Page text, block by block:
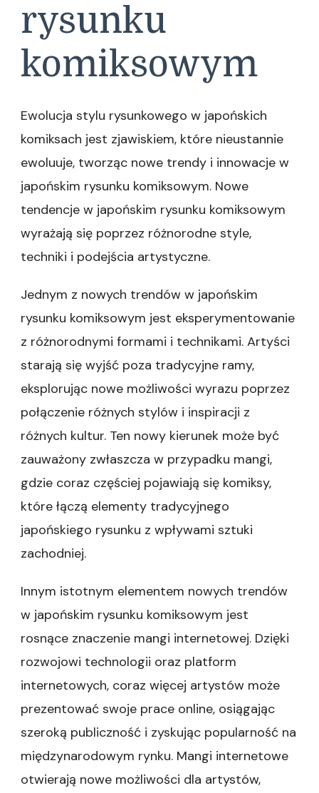
rysunku
komiksowym
Ewolucja stylu rysunkowego w japońskich
komiksach jest zjawiskiem, które nieustannie
ewoluuje, tworząc nowe trendy i innowacje w
japońskim rysunku komiksowym. Nowe
tendencje w japońskim rysunku komiksowym
wyrażają się poprzez różnorodne style,
techniki i podejścia artystyczne.
Jednym z nowych trendów w japońskim
rysunku komiksowym jest eksperymentowanie
z różnorodnymi formami i technikami. Artyści
starają się wyjść poza tradycyjne ramy,
eksplorując nowe możliwości wyrazu poprzez
połączenie różnych stylów i inspiracji z
różnych kultur. Ten nowy kierunek może być
zauważony zwłaszcza w przypadku mangi,
gdzie coraz częściej pojawiają się komiksy,
które łączą elementy tradycyjnego
japońskiego rysunku z wpływami sztuki
zachodniej.
Innym istotnym elementem nowych trendów
w japońskim rysunku komiksowym jest
rosnące znaczenie mangi internetowej. Dzięki
rozwojowi technologii oraz platform
internetowych, coraz więcej artystów może
prezentować swoje prace online, osiągając
szeroką publiczność i zyskując popularność na
międzynarodowym rynku. Mangi internetowe
otwierają nowe możliwości dla artystów,